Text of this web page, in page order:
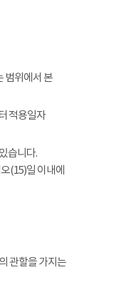
범위에서 본
적용일자
습니다.
(15)일 이내에
관할을 가지는